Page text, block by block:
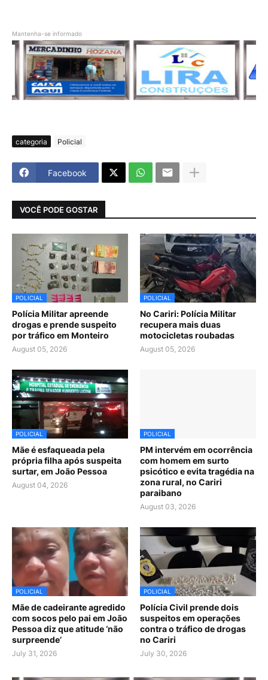
Mantenha-se informado
categoria Policial
Facebook
VOCÊ PODE GOSTAR
POLICIAL
Polícia Militar apreende
drogas e prende suspeito
por tráfico em Monteiro
August 05, 2026
POLICIAL
No Cariri: Polícia Militar
recupera mais duas
motocicletas roubadas
August 05, 2026
POLICIAL
Mãe é esfaqueada pela
própria filha após suspeita
surtar, em João Pessoa
August 04, 2026
POLICIAL
PM intervém em ocorrência
com homem em surto
psicótico e evita tragédia na
zona rural, no Cariri
paraibano
August 03, 2026
POLICIAL
Mãe de cadeirante agredido
com socos pelo pai em João
Pessoa diz que atitude ‘não
surpreende’
July 31, 2026
POLICIAL
Polícia Civil prende dois
suspeitos em operações
contra o tráfico de drogas
no Cariri
July 30, 2026